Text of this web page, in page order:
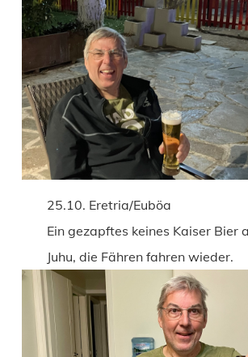
25.10. Eretria/Euböa
Ein gezapftes keines Kaiser Bier
Juhu, die Fähren fahren wieder.